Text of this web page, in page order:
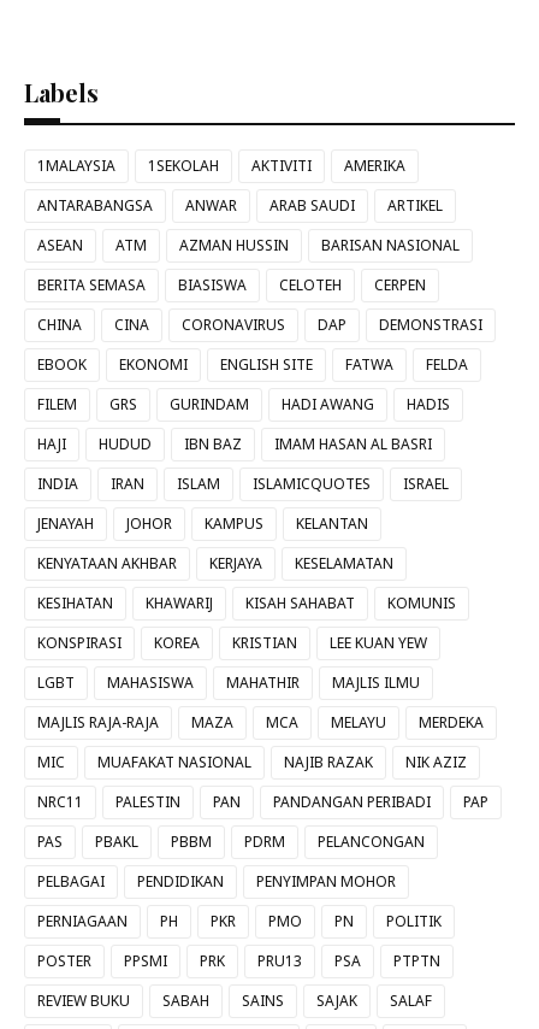
Labels
1MALAYSIA 1SEKOLAH AKTIVITI
AMERIKA
ANTARABANGSA
ANWAR ARAB SAUDI
ARTIKEL
ASEAN
ATM AZMAN HUSSIN
BARISAN NASIONAL
BERITA SEMASA
BIASISWA CELOTEH
CERPEN
CHINA
CINA CORONAVIRUS DAP
DEMONSTRASI
EBOOK
EKONOMI ENGLISH SITE FATWA
FELDA
FILEM
GRS GURINDAM HADI AWANG
HADIS
HAJI
HUDUD IBN BAZ
IMAM HASAN AL BASRI
INDIA
IRAN ISLAM ISLAMICQUOTES
ISRAEL
JENAYAH
JOHOR KAMPUS
KELANTAN
KENYATAAN AKHBAR
KERJAYA
KESELAMATAN
KESIHATAN
KHAWARIJ KISAH SAHABAT
KOMUNIS
KONSPIRASI
KOREA KRISTIAN
LEE KUAN YEW
LGBT
MAHASISWA MAHATHIR
MAJLIS ILMU
MAJLIS RAJA-RAJA
MAZA MCA MELAYU
MERDEKA
MIC
MUAFAKAT NASIONAL NAJIB RAZAK
NIK AZIZ
NRC11
PALESTIN PAN PANDANGAN PERIBADI
PAP
PAS
PBAKL PBBM PDRM
PELANCONGAN
PELBAGAI
PENDIDIKAN
PENYIMPAN MOHOR
PERNIAGAAN
PH PKR PMO PN
POLITIK
POSTER
PPSMI PRK PRU13 PSA
PTPTN
REVIEW BUKU
SABAH SAINS SAJAK
SALAF